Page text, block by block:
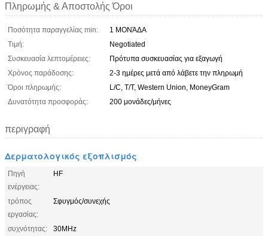
Πληρωμής & Αποστολής Όροι
Ποσότητα παραγγελίας min:
1 ΜΟΝΆΔΑ
Τιμή:
Negotiated
Συσκευασία λεπτομέρειες:
Πρότυπα συσκευασίας για εξαγωγή
Χρόνος παράδοσης:
2-3 ημέρες μετά από λάβετε την πληρωμή
Όροι πληρωμής:
L/C, T/T, Western Union, MoneyGram
Δυνατότητα προσφοράς:
200 μονάδες/μήνες
περιγραφή
Δερματολογικός εξοπλισμός
Πηγή
ενέργειας:
HF
τρόπος
εργασίας:
Σφυγμός/συνεχής
συχνότητας:
30MHz